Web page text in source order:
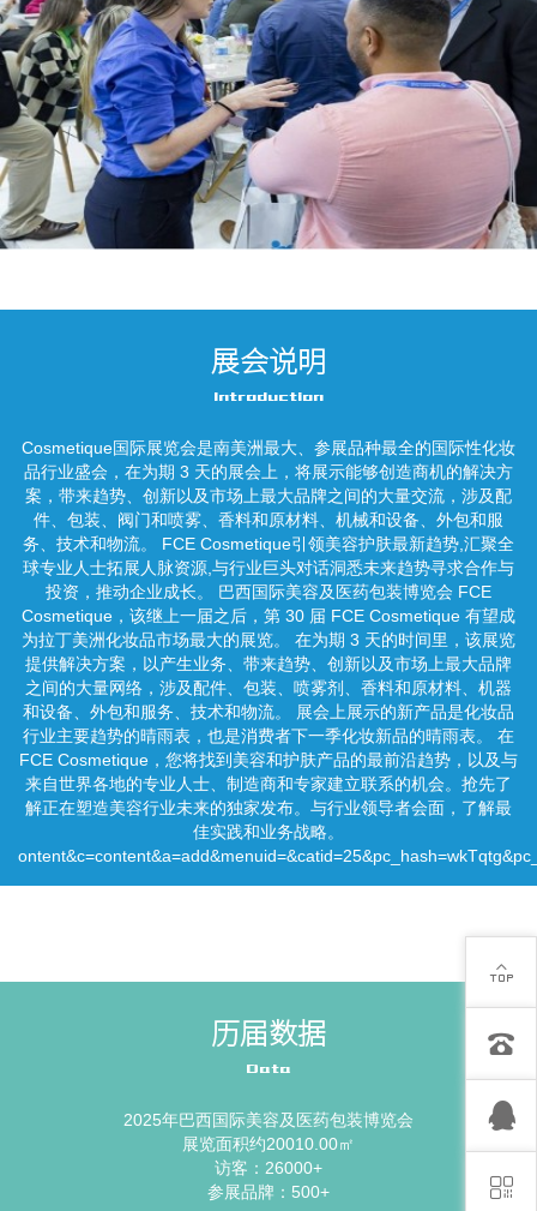
展会说明
Introduction
Cosmetique国际展览会是南美洲最大、参展品种最全的国际性化妆
品行业盛会，在为期 3 天的展会上，将展示能够创造商机的解决方
案，带来趋势、创新以及市场上最大品牌之间的大量交流，涉及配
件、包装、阀门和喷雾、香料和原材料、机械和设备、外包和服
务、技术和物流。 FCE Cosmetique引领美容护肤最新趋势,汇聚全
球专业人士拓展人脉资源,与行业巨头对话洞悉未来趋势寻求合作与
投资，推动企业成长。 巴西国际美容及医药包装博览会 FCE
Cosmetique，该继上一届之后，第 30 届 FCE Cosmetique 有望成
为拉丁美洲化妆品市场最大的展览。 在为期 3 天的时间里，该展览
提供解决方案，以产生业务、带来趋势、创新以及市场上最大品牌
之间的大量网络，涉及配件、包装、喷雾剂、香料和原材料、机器
和设备、外包和服务、技术和物流。 展会上展示的新产品是化妆品
行业主要趋势的晴雨表，也是消费者下一季化妆新品的晴雨表。 在
FCE Cosmetique，您将找到美容和护肤产品的最前沿趋势，以及与
来自世界各地的专业人士、制造商和专家建立联系的机会。抢先了
解正在塑造美容行业未来的独家发布。与行业领导者会面，了解最
佳实践和业务战略。
历届数据
Data
2025年巴西国际美容及医药包装博览会
展览面积约20010.00㎡
访客：26000+
参展品牌：500+